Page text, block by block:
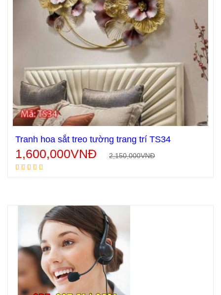
Tranh hoa sắt treo tường trang trí TS34
2,150,000VNĐ
1,600,000VNĐ